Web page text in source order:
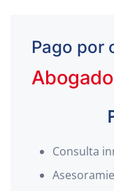
Pago por
Consulta